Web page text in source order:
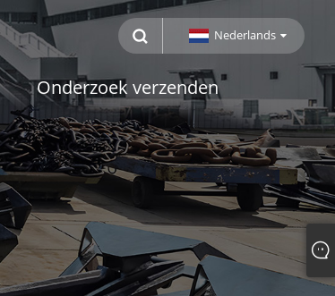
Nederlands
Onderzoek verzenden